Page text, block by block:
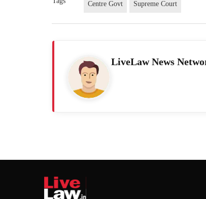
Centre Govt Supreme Court
LiveLaw News